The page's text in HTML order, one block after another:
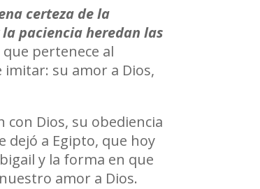
certeza de la
paciencia heredan las
pertenece al
su amor a Dios,
Dios, su obediencia
dejó a Egipto, que hoy
y la forma en que
amor a Dios.